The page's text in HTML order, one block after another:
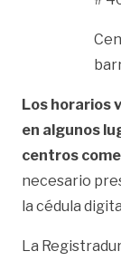
Los horarios
en algunos
centros
necesario
la cédula
La